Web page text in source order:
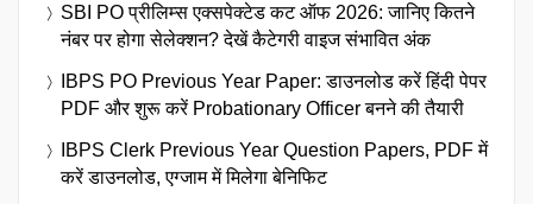
SBI PO प्रीलिम्स एक्सपेक्टेड कट ऑफ 2026: जानिए कितने
नंबर पर होगा सेलेक्शन? देखें कैटेगरी वाइज संभावित अंक
IBPS PO Previous Year Paper: डाउनलोड करें हिंदी पेपर
PDF और शुरू करें Probationary Officer बनने की तैयारी
IBPS Clerk Previous Year Question Papers, PDF में
करें डाउनलोड, एग्जाम में मिलेगा बेनिफिट